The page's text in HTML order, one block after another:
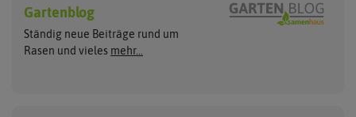
Sport- und Spielrasen
Zierrasen
Rasennachsaat
ASB Greenworld
Compo
Pegasus Dream Gardens
Gartenblog
Ständig neue Beiträge rund um
Rasen und vieles mehr...